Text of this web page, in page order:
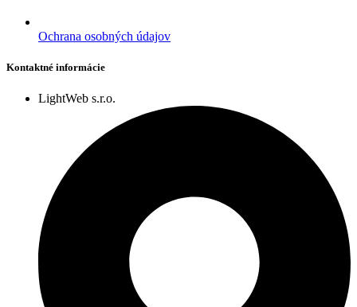
Ochrana osobných údajov
Kontaktné informácie
LightWeb s.r.o.